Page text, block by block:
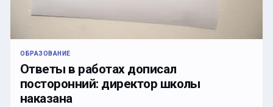
ОБРАЗОВАНИЕ
Ответы в работах дописал
посторонний: директор школы
наказана